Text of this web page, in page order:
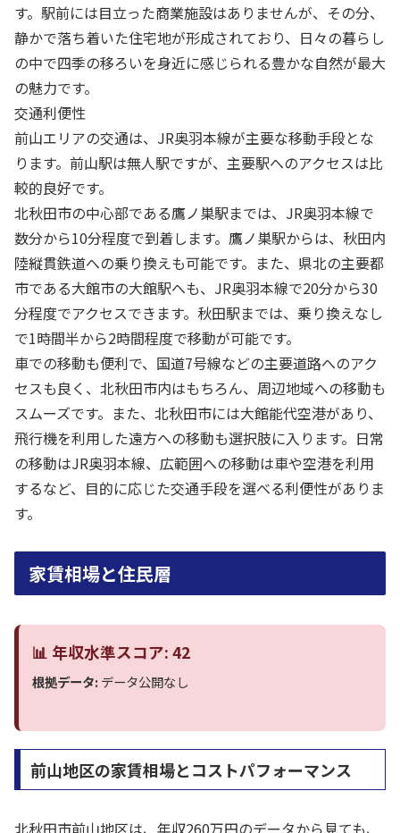
す。駅前には目立った商業施設はありませんが、その分、
静かで落ち着いた住宅地が形成されており、日々の暮らし
の中で四季の移ろいを身近に感じられる豊かな自然が最大
の魅力です。
交通利便性
前山エリアの交通は、JR奥羽本線が主要な移動手段とな
ります。前山駅は無人駅ですが、主要駅へのアクセスは比
較的良好です。
北秋田市の中心部である鷹ノ巣駅までは、JR奥羽本線で
数分から10分程度で到着します。鷹ノ巣駅からは、秋田内
陸縦貫鉄道への乗り換えも可能です。また、県北の主要都
市である大館市の大館駅へも、JR奥羽本線で20分から30
分程度でアクセスできます。秋田駅までは、乗り換えなし
で1時間半から2時間程度で移動が可能です。
車での移動も便利で、国道7号線などの主要道路へのアク
セスも良く、北秋田市内はもちろん、周辺地域への移動も
スムーズです。また、北秋田市には大館能代空港があり、
飛行機を利用した遠方への移動も選択肢に入ります。日常
の移動はJR奥羽本線、広範囲への移動は車や空港を利用
するなど、目的に応じた交通手段を選べる利便性がありま
す。
家賃相場と住民層
📊 年収水準スコア: 42
根拠データ:データ公開なし
前山地区の家賃相場とコストパフォーマンス
北秋田市前山地区は、年収260万円のデータから見ても、